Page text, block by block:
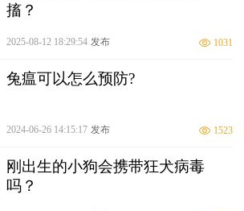
搐？
2025-08-12 18:29:54 发布 1031
兔瘟可以怎么预防?
2024-06-26 14:15:17 发布 1523
刚出生的小狗会携带狂犬病毒
吗？